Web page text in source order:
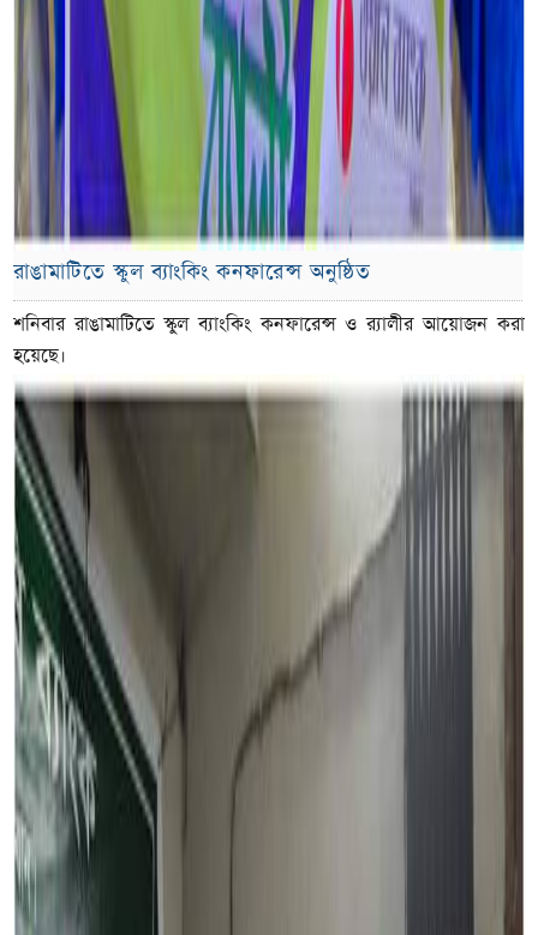
রাঙামাটিতে স্কুল ব্যাংকিং কনফারেন্স অনুষ্ঠিত
শনিবার রাঙামাটিতে স্কুল ব্যাংকিং কনফারেন্স ও র‌্যালীর আয়োজন করা
হয়েছে।